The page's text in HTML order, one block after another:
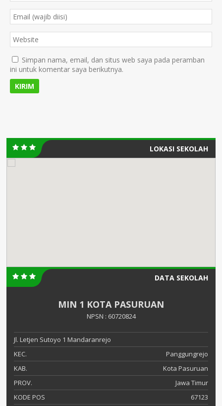
Simpan nama, email, dan situs web saya pada peramban
ini untuk komentar saya berikutnya.
LOKASI SEKOLAH
DATA SEKOLAH
MIN 1 KOTA PASURUAN
NPSN : 60720824
Jl. Letjen Sutoyo 1 Mandaranrejo
KEC.
Panggungrejo
KAB.
Kota Pasuruan
PROV.
Jawa Timur
KODE POS
67123